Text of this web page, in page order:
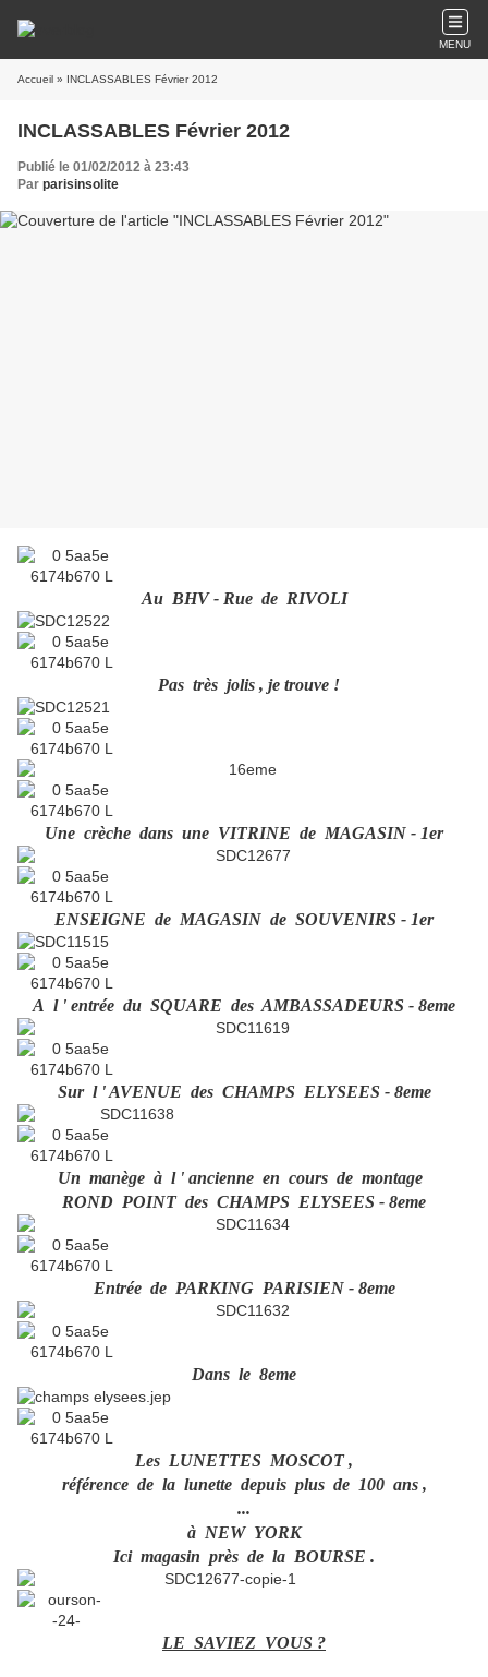
MENU
Accueil » INCLASSABLES Février 2012
INCLASSABLES Février 2012
Publié le 01/02/2012 à 23:43
Par parisinsolite
Au BHV - Rue de RIVOLI
Pas très jolis , je trouve !
Une crèche dans une VITRINE de MAGASIN - 1er
ENSEIGNE de MAGASIN de SOUVENIRS - 1er
A l ' entrée du SQUARE des AMBASSADEURS - 8eme
Sur l ' AVENUE des CHAMPS ELYSEES - 8eme
Un manège à l ' ancienne en cours de montage
ROND POINT des CHAMPS ELYSEES - 8eme
Entrée de PARKING PARISIEN - 8eme
Dans le 8eme
Les LUNETTES MOSCOT ,
référence de la lunette depuis plus de 100 ans ,
...
à NEW YORK
Ici magasin près de la BOURSE .
LE SAVIEZ VOUS ?